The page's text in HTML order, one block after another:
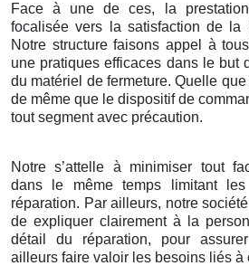
Face à une de ces, la
focalisée vers la satisfaction de la
Notre structure faisons appel à
une pratiques efficaces dans le but
du matériel de fermeture. Quelle
de même que le dispositif de
tout segment avec précaution.
Notre s’attelle à minimiser tout
dans le même temps limitant
réparation. Par ailleurs, notre
de expliquer clairement à la
détail du réparation, pour
ailleurs faire valoir les besoins liés à